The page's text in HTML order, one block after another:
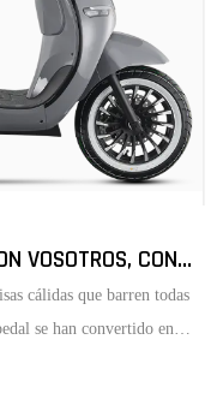
LA BRISA DE PRIMAVERA VA CON VOSOTROS, CONDUCID Y DISFRUTAD DE LA LIBERTAD — LOS VEHÍCULOS ELÉCTRICO
cálidas que barren todas
se han convertido en la